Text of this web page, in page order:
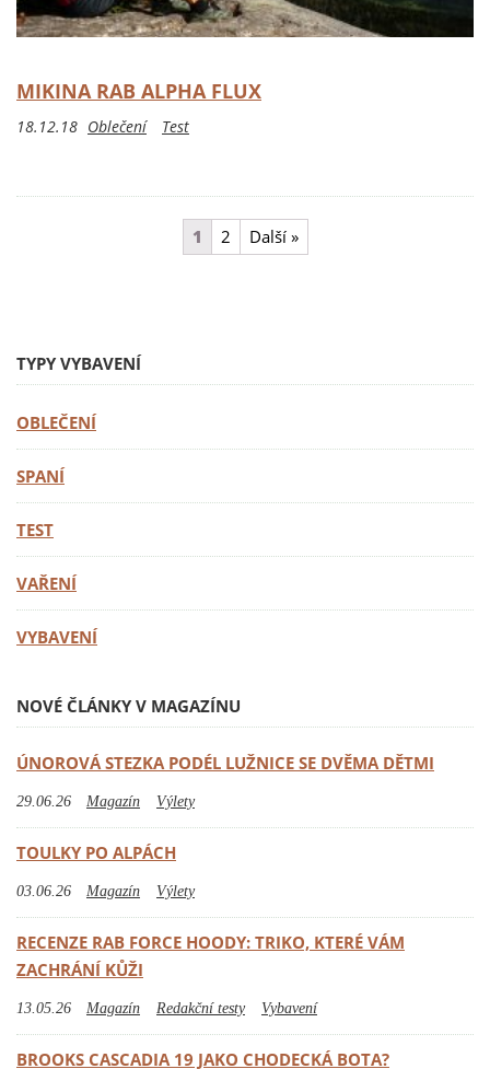
MIKINA RAB ALPHA FLUX
18.12.18 Oblečení Test
1 2 Další »
TYPY VYBAVENÍ
OBLEČENÍ
SPANÍ
TEST
VAŘENÍ
VYBAVENÍ
NOVÉ ČLÁNKY V MAGAZÍNU
ÚNOROVÁ STEZKA PODÉL LUŽNICE SE DVĚMA DĚTMI
29.06.26 Magazín Výlety
TOULKY PO ALPÁCH
03.06.26 Magazín Výlety
RECENZE RAB FORCE HOODY: TRIKO, KTERÉ VÁM
ZACHRÁNÍ KŮŽI
13.05.26 Magazín Redakční testy Vybavení
BROOKS CASCADIA 19 JAKO CHODECKÁ BOTA?